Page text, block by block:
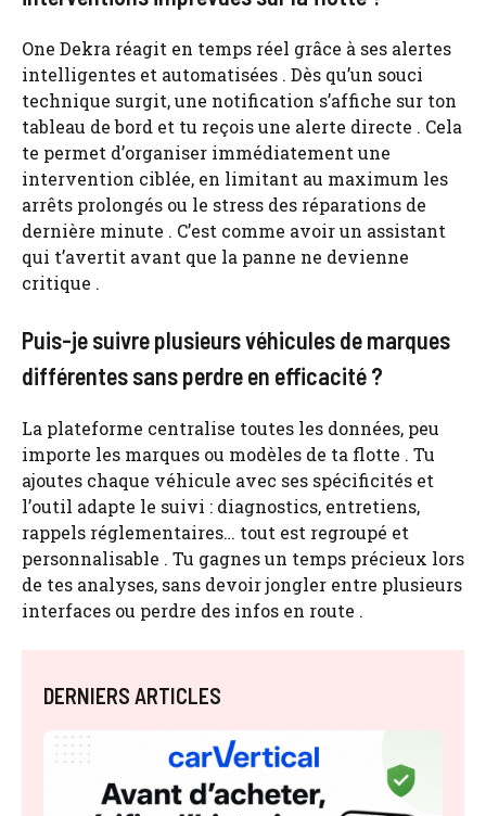
One Dekra réagit en temps réel grâce à ses alertes
intelligentes et automatisées . Dès qu’un souci
technique surgit, une notification s’affiche sur ton
tableau de bord et tu reçois une alerte directe . Cela
te permet d’organiser immédiatement une
intervention ciblée, en limitant au maximum les
arrêts prolongés ou le stress des réparations de
dernière minute . C’est comme avoir un assistant
qui t’avertit avant que la panne ne devienne
critique .
Puis-je suivre plusieurs véhicules de marques
différentes sans perdre en efficacité ?
La plateforme centralise toutes les données, peu
importe les marques ou modèles de ta flotte . Tu
ajoutes chaque véhicule avec ses spécificités et
l’outil adapte le suivi : diagnostics, entretiens,
rappels réglementaires… tout est regroupé et
personnalisable . Tu gagnes un temps précieux lors
de tes analyses, sans devoir jongler entre plusieurs
interfaces ou perdre des infos en route .
DERNIERS ARTICLES